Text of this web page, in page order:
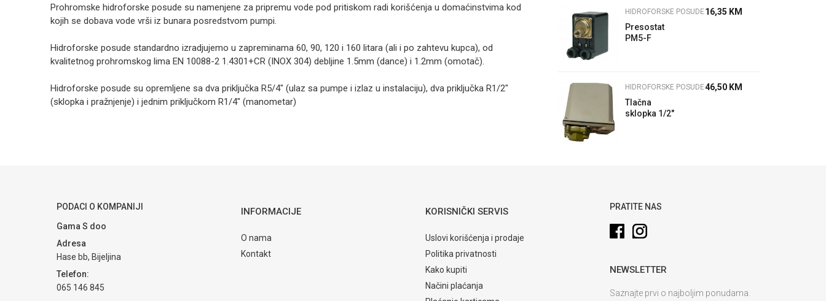
Prohromske hidroforske posude su namenjene za pripremu vode pod pritiskom radi korišćenja u domaćinstvima kod
kojih se dobava vode vrši iz bunara posredstvom pumpi.
Hidroforske posude standardno izradjujemo u zapreminama 60, 90, 120 i 160 litara (ali i po zahtevu kupca), od
kvalitetnog prohromskog lima EN 10088-2 1.4301+CR (INOX 304) debljine 1.5mm (dance) i 1.2mm (omotač).
Hidroforske posude su opremljene sa dva priključka R5/4″ (ulaz sa pumpe i izlaz u instalaciju), dva priključka R1/2″
(sklopka i pražnjenje) i jednim priključkom R1/4″ (manometar)
POŠALJI
HIDROFORSKE POSUDE
INOX
430,00KM
HIDROFORSKE POSUDE341,00
HIDROFORSKE POSUDE
Presostat
PM5-F
16,35 KM
HIDROFORSKE POSUDE
Tlačna
sklopka 1/2"
46,50 KM
PODACI O KOMPANIJI
Gama S doo
Adresa
Hase bb, Bijeljina
Telefon:
065 146 845
INFORMACIJE
O nama
Kontakt
KORISNIČKI SERVIS
Uslovi korišćenja i prodaje
Politika privatnosti
Kako kupiti
Načini plaćanja
PRATITE NAS
NEWSLETTER
Saznajte prvi o najboljim ponudama.